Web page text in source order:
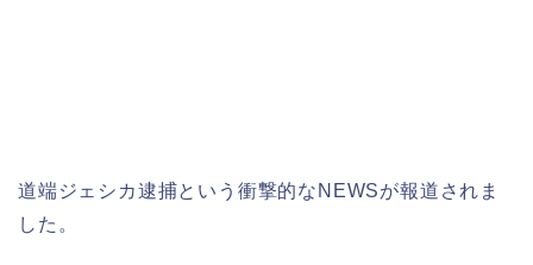
道端ジェシカ逮捕という衝撃的なNEWSが報道されま
した。